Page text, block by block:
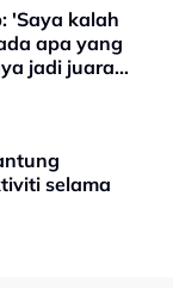
'Saya kalah
apa yang
jadi juara
selama